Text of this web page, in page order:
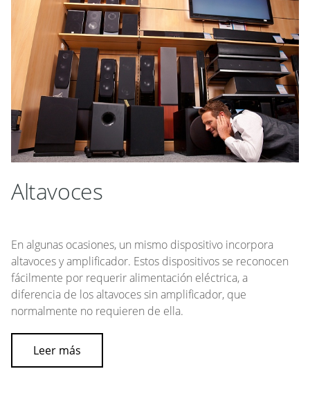
Altavoces
En algunas ocasiones, un mismo dispositivo incorpora
altavoces y amplificador. Estos dispositivos se reconocen
fácilmente por requerir alimentación eléctrica, a
diferencia de los altavoces sin amplificador, que
normalmente no requieren de ella.
Leer más